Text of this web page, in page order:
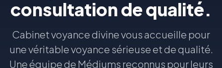
consultation de qualité.
Cabinet voyance divine vous accueille pour
une véritable voyance sérieuse et de qualité.
Une équipe de Médiums reconnus pour leurs